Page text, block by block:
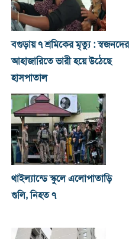
বগুড়ায় ৭ শ্রমিকের মৃত্যু : স্বজনদের
আহাজারিতে ভারী হয়ে উঠেছে
হাসপাতাল
থাইল্যান্ডে স্কুলে এলোপাতাড়ি
গুলি, নিহত ৭